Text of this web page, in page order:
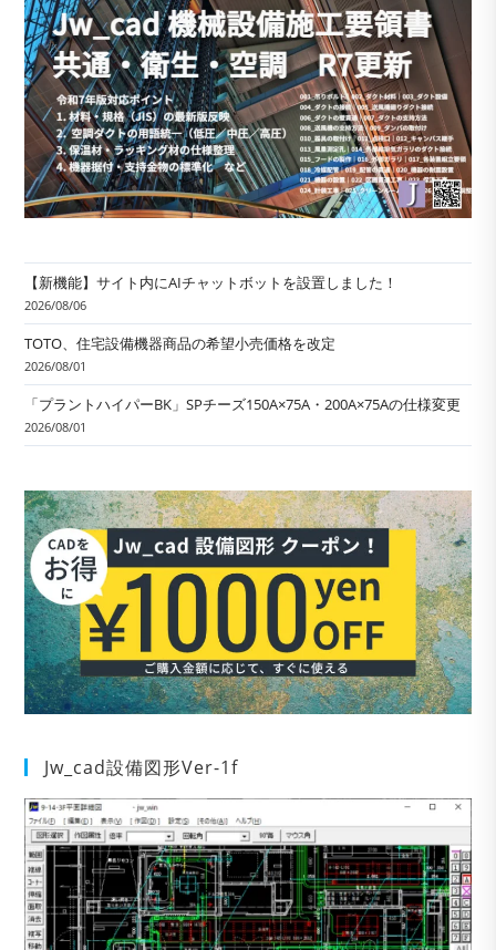
【新機能】サイト内にAIチャットボットを設置しました！
2026/08/06
TOTO、住宅設備機器商品の希望小売価格を改定
2026/08/01
「プラントハイパーBK」SPチーズ150A×75A・200A×75Aの仕様変更
2026/08/01
Jw_cad設備図形Ver-1f